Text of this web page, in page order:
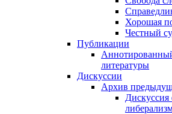
Хорошая
Честный
Публикации
литературы
Дискуссии
Архив
Дискуссия